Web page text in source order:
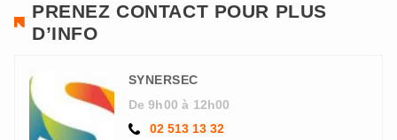
PRENEZ CONTACT POUR PLUS
D’INFO
SYNERSEC
De 9h00 à 12h00
02 513 13 32